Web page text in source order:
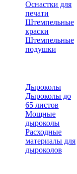
Оснастки для
печати
Штемпельные
краски
Штемпельные
подушки
Дыроколы
Дыроколы до
65 листов
Мощные
дыроколы
Расходные
материалы для
дыроколов